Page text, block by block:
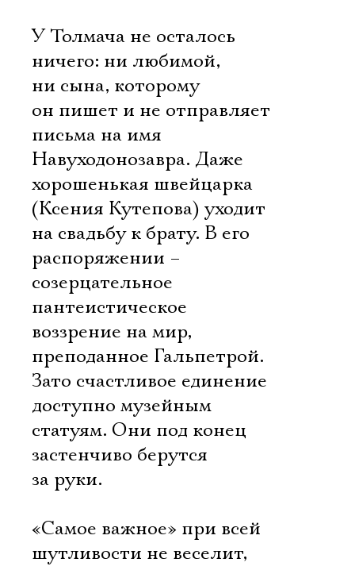
У Толмача не осталось
ничего: ни любимой,
ни сына, которому
он пишет и не отправляет
письма на имя
Навуходонозавра. Даже
хорошенькая швейцарка
(Ксения Кутепова) уходит
на свадьбу к брату. В его
распоряжении –
созерцательное
пантеистическое
воззрение на мир,
преподанное Гальпетрой.
Зато счастливое единение
доступно музейным
статуям. Они под конец
застенчиво берутся
за руки.
«Самое важное» при всей
шутливости не веселит,